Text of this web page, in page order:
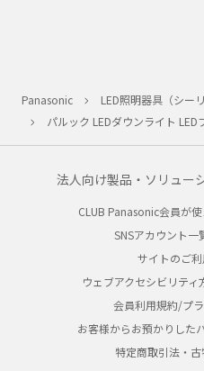
Panasonic
LED照明器具（シー
パルック LEDダウンライト
法人向け製品・ソリュー
CLUB Panasonic会員が
SNSアカウント一
サイトのご
ウェブアクセシビリティ
会員利用規約/プ
お客様からお預かりした
特定商取引法・